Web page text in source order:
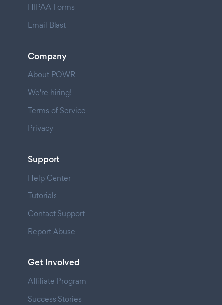
HIPAA Forms
Email Blast
Company
About POWR
We're hiring!
Terms of Service
Privacy
Support
Help Center
Tutorials
Contact Support
Report Abuse
Get Involved
Affiliate Program
Success Stories